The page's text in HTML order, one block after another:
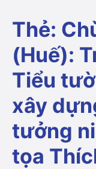
Thẻ:
(Huế):
Tiểu
xây
tưởng
tọa